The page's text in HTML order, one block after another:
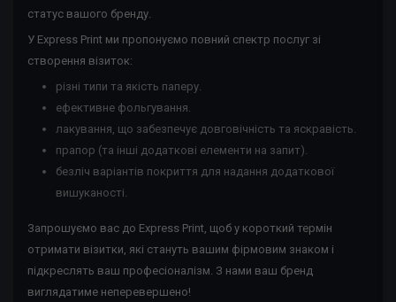
статус вашого бренду.
У Express Print ми пропонуємо повний спектр послуг зі
створення візиток:
різні типи та якість паперу.
ефективне фольгування.
лакування, що забезпечує довговічність та яскравість.
прапор (та інші додаткові елементи на запит).
безліч варіантів покриття для надання додаткової
вишуканості.
Запрошуємо вас до Express Print, щоб у короткий термін
отримати візитки, які стануть вашим фірмовим знаком і
підкреслять ваш професіоналізм. З нами ваш бренд
виглядатиме неперевершено!